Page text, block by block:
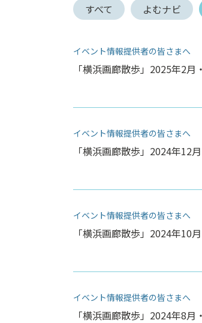
すべて よむナビ
イベント情報提供者の皆さまへ
「横浜画廊散歩」2025年2
イベント情報提供者の皆さまへ
「横浜画廊散歩」2024年12
イベント情報提供者の皆さまへ
「横浜画廊散歩」2024年10
イベント情報提供者の皆さまへ
「横浜画廊散歩」2024年8